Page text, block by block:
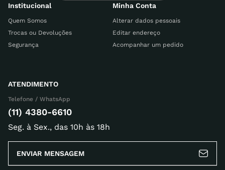
Institucional
Quem Somos
Trocas ou Devoluções
Segurança
Minha Conta
Alterar dados pessoais
Editar endereço
Acompanhar um pedido
ATENDIMENTO
Telefone / WhatsApp
(11) 4380-6610
Seg. à Sex., das 10h às 18h
ENVIAR MENSAGEM